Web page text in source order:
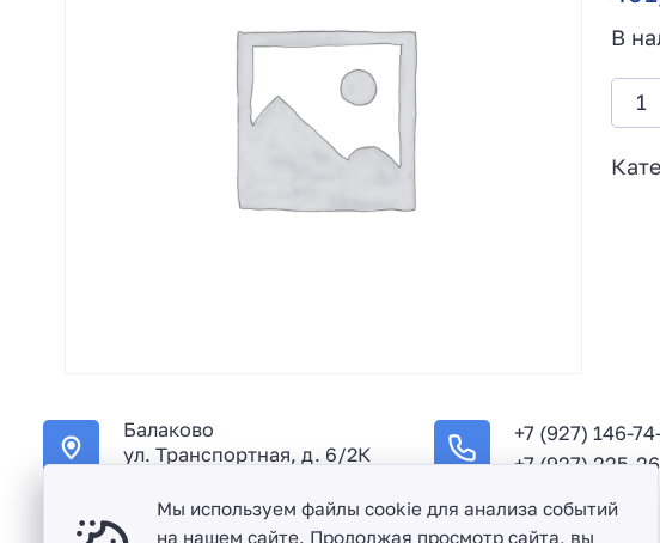
В
Балаково
ул. Транспортная, д. 6/2К
+7 (927) 146-
+7 (927) 225-
Мы используем файлы cookie для анализа событий
на нашем сайте. Продолжая просмотр сайта, вы